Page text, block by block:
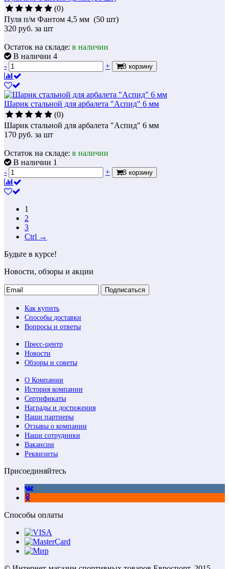
(0)
Пуля п/м Фантом 4,5 мм (50 шт)
320 руб. за шт
Остаток на складе: в наличии
В наличии 4
-
+ В корзину
Шарик стальной для арбалета "Аспид" 6 мм
(0)
Шарик стальной для арбалета "Аспид" 6 мм
170 руб. за шт
Остаток на складе: в наличии
В наличии 1
-
+ В корзину
1
2
3
Ctrl →
Будьте в курсе!
Новости, обзоры и акции
Подписаться
Как купить
Способы доставки
Вопросы и ответы
Пресс-центр
Новости
Обзоры и советы
О Компании
История компании
Сертификаты
Награды и достижения
Наши партнеры
Отзывы о компании
Наши сотрудники
Вакансии
Реквизиты
Присоединяйтесь
Способы оплаты